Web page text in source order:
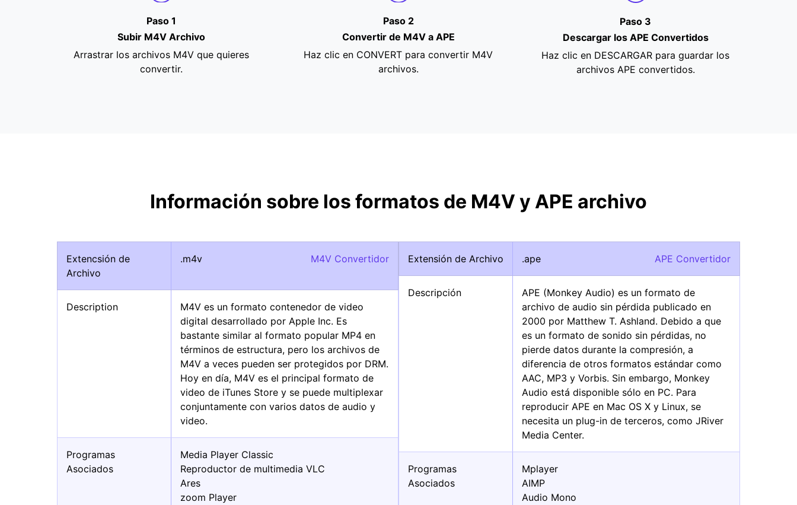
Paso 1
Subir M4V Archivo
Arrastrar los archivos M4V que quieres
convertir.
Paso 2
Convertir de M4V a APE
Haz clic en CONVERT para convertir M4V
archivos.
Paso 3
Descargar los APE Convertidos
Haz clic en DESCARGAR para guardar los
archivos APE convertidos.
Información sobre los formatos de M4V y APE archivo
Extencsión de
Archivo
.m4v M4V Convertidor
Description
M4V es un formato contenedor de video
digital desarrollado por Apple Inc. Es
bastante similar al formato popular MP4 en
términos de estructura, pero los archivos de
M4V a veces pueden ser protegidos por DRM.
Hoy en día, M4V es el principal formato de
video de iTunes Store y se puede multiplexar
conjuntamente con varios datos de audio y
video.
Programas
Asociados
Media Player Classic
Reproductor de multimedia VLC
Ares
zoom Player
Extensión de Archivo .ape APE Convertidor
Descripción
APE (Monkey Audio) es un formato de
archivo de audio sin pérdida publicado en
2000 por Matthew T. Ashland. Debido a que
es un formato de sonido sin pérdidas, no
pierde datos durante la compresión, a
diferencia de otros formatos estándar como
AAC, MP3 y Vorbis. Sin embargo, Monkey
Audio está disponible sólo en PC. Para
reproducir APE en Mac OS X y Linux, se
necesita un plug-in de terceros, como JRiver
Media Center.
Programas
Asociados
Mplayer
AIMP
Audio Mono